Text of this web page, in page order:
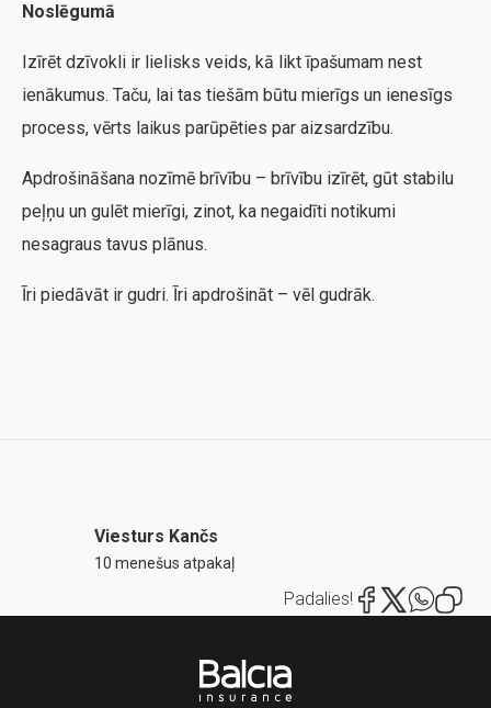
Noslēgumā
Izīrēt dzīvokli ir lielisks veids, kā likt īpašumam nest
ienākumus. Taču, lai tas tiešām būtu mierīgs un ienesīgs
process, vērts laikus parūpēties par aizsardzību.
Apdrošināšana nozīmē brīvību – brīvību izīrēt, gūt stabilu
peļņu un gulēt mierīgi, zinot, ka negaidīti notikumi
nesagraus tavus plānus.
Īri piedāvāt ir gudri. Īri apdrošināt – vēl gudrāk.
Viesturs Kančs
10 menešus atpakaļ
Padalies!